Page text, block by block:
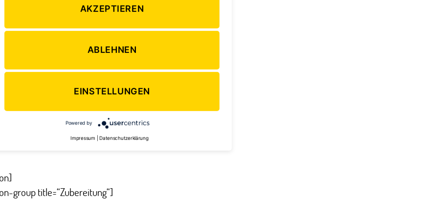
EL Weinbrand oder Rum
g Trockenhefe
g Mehl
Tropfen Vanillearoma
g weiche Butter
g Butter, zerlassen
group title=“Zubereitung“]
AKZEPTIEREN
ABLEHNEN
EINSTELLUNGEN
Powered by
Impressum Datenschutzerklärung